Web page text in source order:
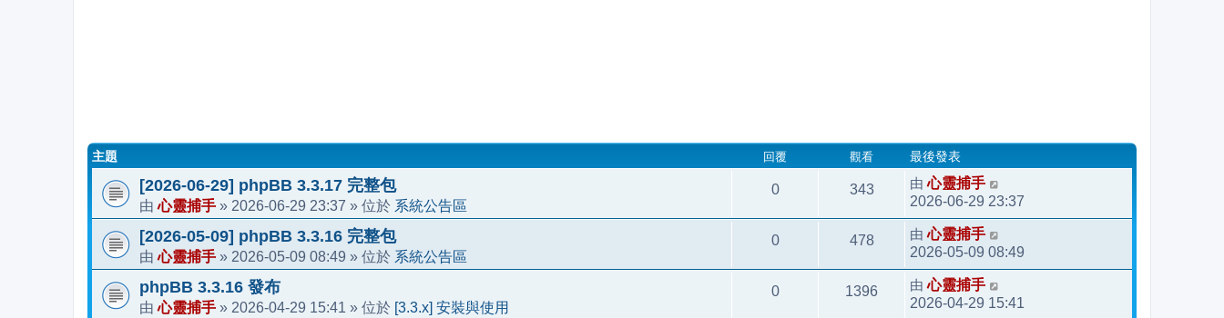
主題 回覆 觀看 最後發表
[2026-06-29] phpBB 3.3.17 完整包
由心靈捕手 » 2026-06-29 23:37 » 位於 系統公告區
0 343 由心靈捕手
2026-06-29 23:37
[2026-05-09] phpBB 3.3.16 完整包
由心靈捕手 » 2026-05-09 08:49 » 位於 系統公告區
0 478 由心靈捕手
2026-05-09 08:49
phpBB 3.3.16 發布
由心靈捕手 » 2026-04-29 15:41 » 位於 [3.3.x] 安裝與使用
0 1396 由心靈捕手
2026-04-29 15:41